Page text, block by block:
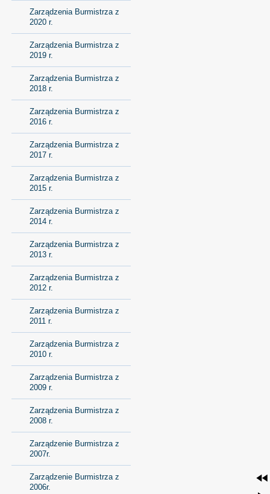
Zarządzenia Burmistrza z
2020 r.
Zarządzenia Burmistrza z
2019 r.
Zarządzenia Burmistrza z
2018 r.
Zarządzenia Burmistrza z
2016 r.
Zarządzenia Burmistrza z
2017 r.
Zarządzenia Burmistrza z
2015 r.
Zarządzenia Burmistrza z
2014 r.
Zarządzenia Burmistrza z
2013 r.
Zarządzenia Burmistrza z
2012 r.
Zarządzenia Burmistrza z
2011 r.
Zarządzenia Burmistrza z
2010 r.
Zarządzenia Burmistrza z
2009 r.
Zarządzenia Burmistrza z
2008 r.
Zarządzenie Burmistrza z
2007r.
Zarządzenie Burmistrza z
2006r.